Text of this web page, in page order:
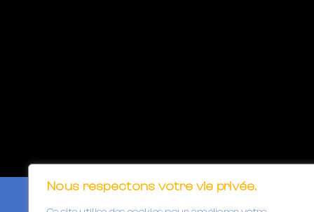
Nous respectons votre vie privée.